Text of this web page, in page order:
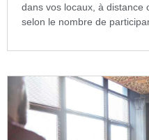
dans vos locaux, à distance
selon le nombre de